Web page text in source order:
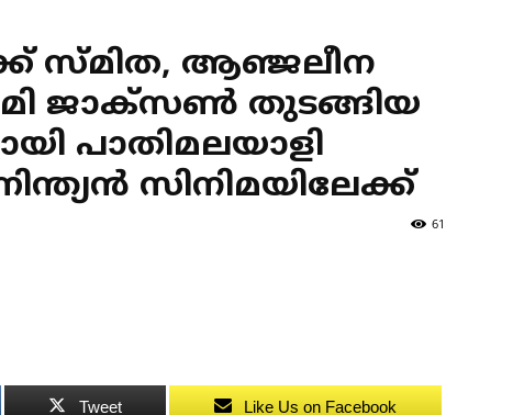
സ്മിത, ആഞ്ജലീന
ജാക്‌സണ്‍ തുടങ്ങിയ
പാതിമലയാളി
സിനിമയിലേക്ക്
61
Tweet Like Us on Facebook